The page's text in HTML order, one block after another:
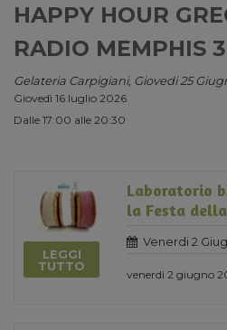
HAPPY HOUR
RADIO MEMPHIS
Gelateria Carpigiani, Giovedi 25
Giovedì 16 luglio 2026
Dalle 17:00 alle 20:30
LEGGI
TUTTO
Laboratorio
la Festa
Venerdi 2
venerdì 2 giugno